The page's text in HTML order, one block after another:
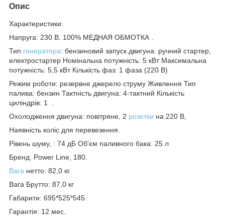
Опис
Характеристики:
Напруга: 230 В. 100% МЕДНАЯ ОБМОТКА .
Тип генератора: бензиновий запуск двигуна: ручний стартер,
електростартер Номінальна потужність: 5 кВт Максимальна
потужність: 5,5 кВт Кількість фаз: 1 фаза (220 В)
Режим роботи: резервне джерело струму Живлення Тип
палива: бензин Тактність двигуна: 4-тактний Кількість
циліндрів: 1 .
Охолодження двигуна: повітряне, 2 розетки на 220 В,
Наявність коліс для перевезення.
Рівень шуму, : 74 дБ Об'єм паливного бака: 25 л
Бренд: Power Line, 180.
Вага нетто: 82,0 кг.
Вага Брутто: 87,0 кг
Габарити: 695*525*545.
Гарантія: 12 мес.